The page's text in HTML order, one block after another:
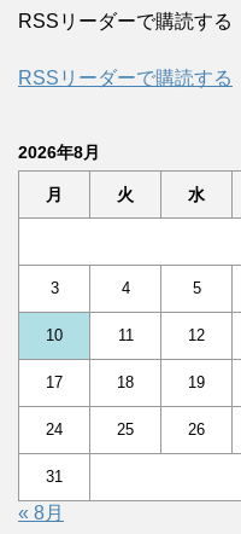
RSSリーダーで購読する
RSSリーダーで購読する
2026年8月
月 火 水
3 4 5
10 11 12
17 18 19
24 25 26
31
« 8月